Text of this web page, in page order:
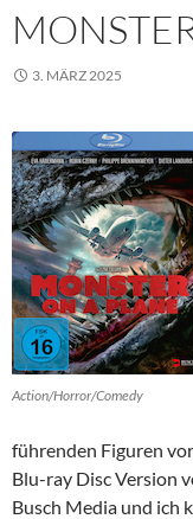
3. MÄRZ 2025
Action/Horror/Comedy
führenden Figuren
Blu-ray Disc Version
Busch Media und ich